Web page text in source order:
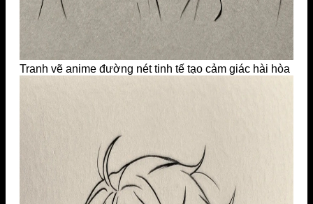
Tranh vẽ anime đường nét tinh tế tạo cảm giác hài hòa